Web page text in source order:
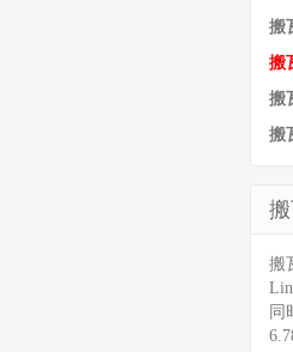
搬
搬
搬
搬
搬
同